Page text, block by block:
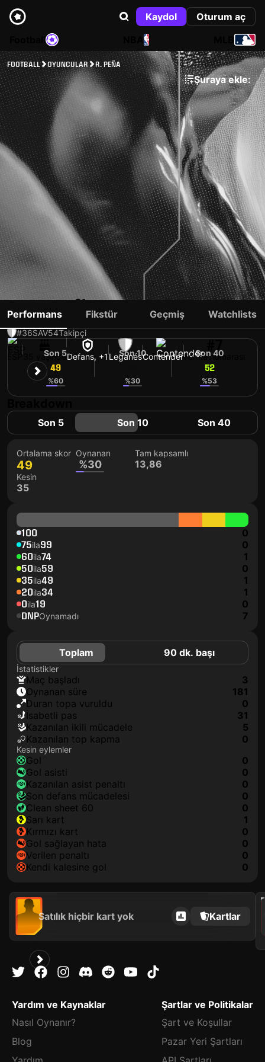
Kaydol
Oturum aç
NBA
FOOTBALL OYUNCULAR R. PEÑA
Şuraya ekle:
R. PEÑA
#36SAV54Takipçi
35 yaşındaDefans, +1 LeganésContenderForma numarası
Performans Fikstür Geçmiş Watchlists
Son 5
49
%60
Son 10
%30
Son 40
52
%53
Son 5 Son 10 Son 40
Ortalama skor
49
Oynanan
%30
Tam kapsamlı
13,86
Kesin
35
100 0
75ila99 0
60ila74 1
50ila59 0
35ila49 1
20ila34 1
0ila19 0
DNPOynamadı 7
Toplam 90 dk. başı
İstatistikler
maç başladı
3
oynanan süre
181
duran topa vuruldu
0
isabetli pas
31
kazanılan ikili mücadele
5
kazanılan top kapma
0
Kesin eylemler
gol
0
gol asisti
0
kazanılan asist penaltı
0
son defans mücadelesi
0
clean sheet 60
0
sarı kart
1
kırmızı kart
0
gol sağlayan hata
0
verilen penaltı
0
kendi kalesine gol
0
Satılık hiçbir kart yok Kartlar
2022
Yardım ve Kaynaklar
Nasıl Oynanır?
Blog
Şartlar ve Politikalar
Şart ve Koşullar
Pazar Yeri Şartları